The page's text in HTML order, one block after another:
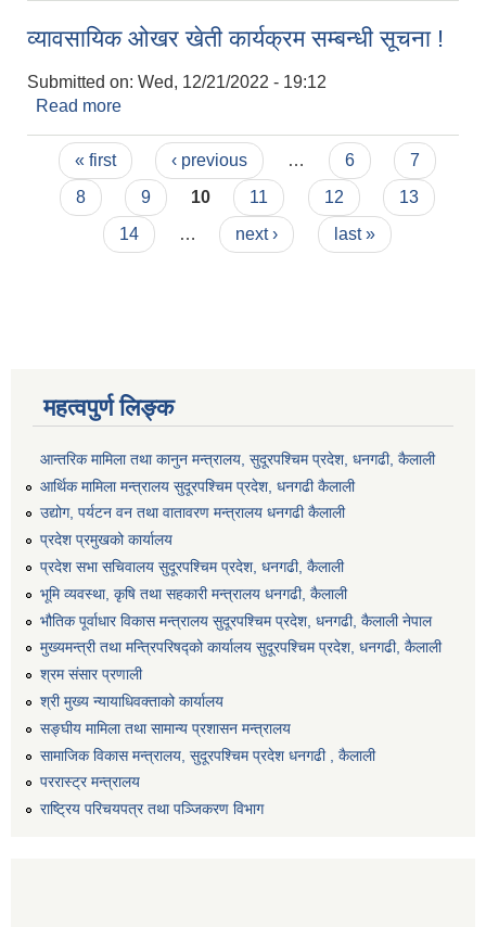
व्यावसायिक ओखर खेती कार्यक्रम सम्बन्धी सूचना !
Submitted on: Wed, 12/21/2022 - 19:12
Read more
Pages
« first ‹ previous … 6
7
8
9 10 11 12
13
14
… next › last »
महत्वपुर्ण लिङ्क
आन्तरिक मामिला तथा कानुन मन्त्रालय, सुदूरपश्चिम प्रदेश, धनगढी, कैलाली
आर्थिक मामिला मन्त्रालय सुदूरपश्चिम प्रदेश, धनगढी कैलाली
उद्योग, पर्यटन वन तथा वातावरण मन्त्रालय धनगढी कैलाली
प्रदेश प्रमुखको कार्यालय
प्रदेश सभा सचिवालय सुदूरपश्‍चिम प्रदेश, धनगढी, कैलाली
भूमि व्यवस्था, कृषि तथा सहकारी मन्त्रालय धनगढी, कैलाली
भौतिक पूर्वाधार विकास मन्त्रालय सुदूरपश्चिम प्रदेश, धनगढी, कैलाली नेपाल
मुख्यमन्त्री तथा मन्त्रिपरिषद्को कार्यालय सुदूरपश्चिम प्रदेश, धनगढी, कैलाली
श्रम संसार प्रणाली
श्री मुख्य न्यायाधिवक्ताको कार्यालय
सङ्‍घीय मामिला तथा सामान्य प्रशासन मन्त्रालय
सामाजिक विकास मन्त्रालय, सुदूरपश्चिम प्रदेश धनगढी , कैलाली
पररास्ट्र मन्त्रालय
राष्ट्रिय परिचयपत्र तथा पञ्जिकरण विभाग